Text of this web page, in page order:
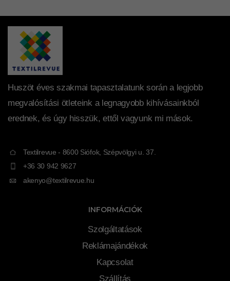
Huszöt éves szakmai tapasztalatunk során a legjobb
megvalósítási ötleteink a legnagyobb kihívásainkból
erednek, és úgy hisszük, ettől vagyunk mi mások.
Textilrevue - 8600 Siófok, Szépvölgyi u. 37.
+36 30 942 9627
akenyo@textilrevue.hu
INFORMÁCIÓK
Szolgáltatások
Reklámajándékok
Kapcsolat
Szállítás